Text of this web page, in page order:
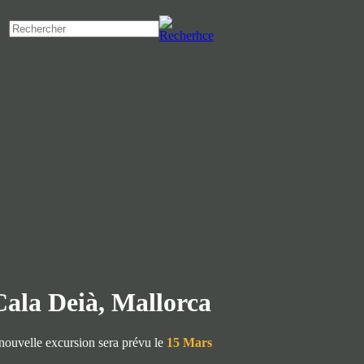
Deià, Mallorca
excursion sera prévu le 15 Mars